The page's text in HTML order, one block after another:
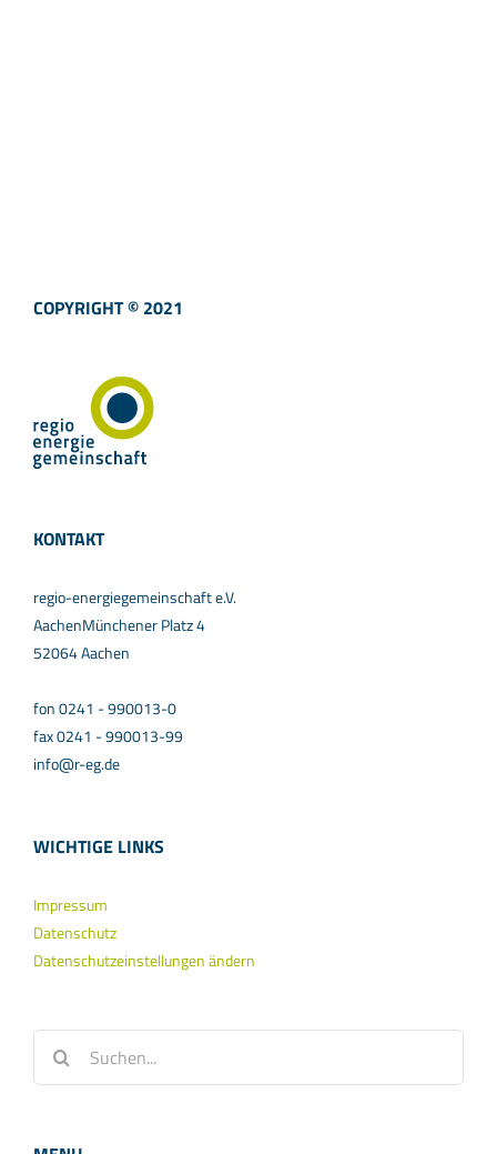
COPYRIGHT © 2021
KONTAKT
regio-energiegemeinschaft e.V.
AachenMünchener Platz 4
52064 Aachen
fon 0241 - 990013-0
fax 0241 - 990013-99
info@r-eg.de
WICHTIGE LINKS
Impressum
Datenschutz
Datenschutzeinstellungen ändern
nach: